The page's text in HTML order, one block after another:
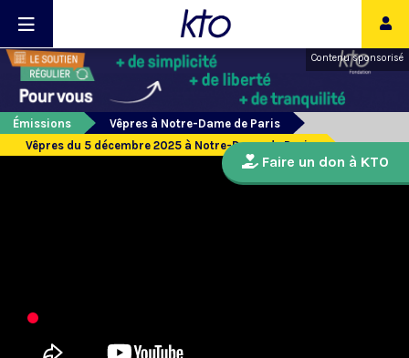
Contenu sponsorisé
Émissions
Vêpres à Notre-Dame de Paris
Vêpres du 5 décembre 2025 à Notre-Dame de Paris
Faire un don à KTO